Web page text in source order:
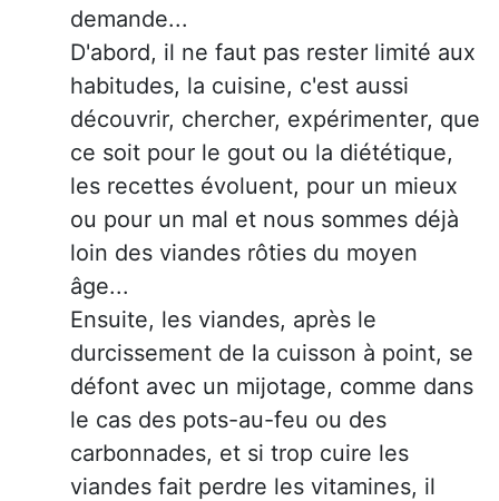
demande...
D'abord, il ne faut pas rester limité aux
habitudes, la cuisine, c'est aussi
découvrir, chercher, expérimenter, que
ce soit pour le gout ou la diététique,
les recettes évoluent, pour un mieux
ou pour un mal et nous sommes déjà
loin des viandes rôties du moyen
âge...
Ensuite, les viandes, après le
durcissement de la cuisson à point, se
défont avec un mijotage, comme dans
le cas des pots-au-feu ou des
carbonnades, et si trop cuire les
viandes fait perdre les vitamines, il